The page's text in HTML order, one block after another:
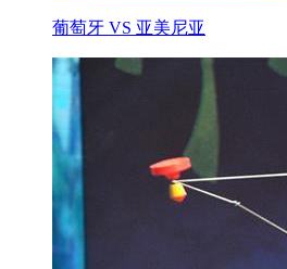
葡萄牙 VS 亚美尼亚